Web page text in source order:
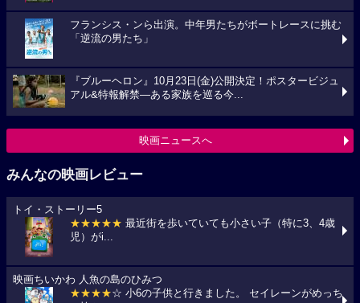
フランシス・ンら出演。中年男たちがボートレースに挑む
「逆流の男たち」
『ブルーヘロン』10月23日(金)公開決定！ポスタービジュ
アル&特報解禁―ある家族を巡る今...
映画ニュースへ
みんなの映画レビュー
トイ・ストーリー5
★★★★★ 最近街を歩いていても小さい子（特に3、4歳
児）がi...
映画ちいかわ 人魚の島のひみつ
★★★★☆ 小6の子供と行きました。 セイレーンがめっち